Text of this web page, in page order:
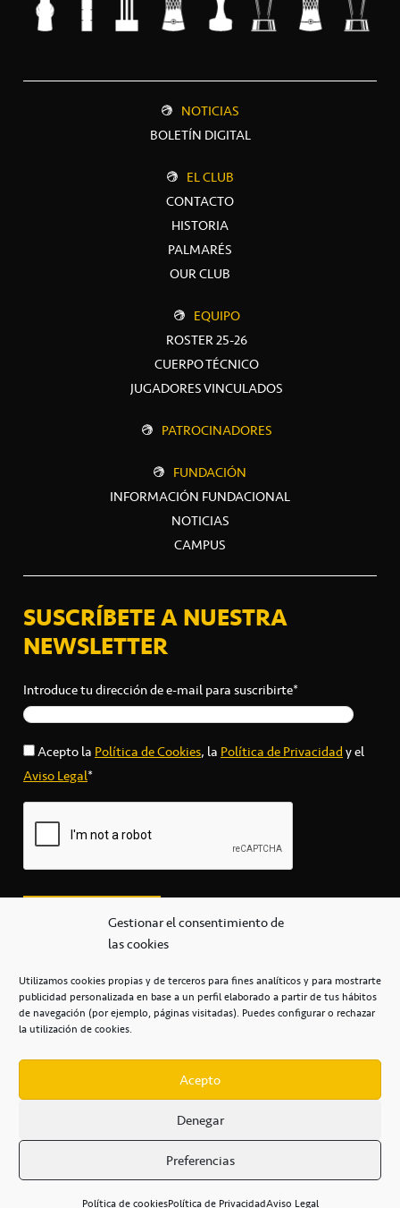
Gestionar el consentimiento de
las cookies
Utilizamos cookies propias y de terceros para fines analíticos y para mostrarte
publicidad personalizada en base a un perfil elaborado a partir de tus hábitos
de navegación (por ejemplo, páginas visitadas). Puedes configurar o rechazar
la utilización de cookies.
Acepto
Denegar
Preferencias
Política de cookiesPolítica de PrivacidadAviso Legal
NOTICIAS
BOLETÍN DIGITAL
EL CLUB
CONTACTO
HISTORIA
PALMARÉS
OUR CLUB
EQUIPO
ROSTER 25-26
CUERPO TÉCNICO
JUGADORES VINCULADOS
PATROCINADORES
FUNDACIÓN
INFORMACIÓN FUNDACIONAL
NOTICIAS
CAMPUS
SUSCRÍBETE A NUESTRA
NEWSLETTER
Introduce tu dirección de e-mail para suscribirte*
Acepto laPolítica de Cookies, laPolítica de Privacidady el
Aviso Legal*
secretaria@cbcanarias.es
+34 922 253 684
Casa del Deporte / 38108 – La Laguna
POLÍTICA DE PRIVACIDAD / POLÍTICA DE COOKIES /
AVISO LEGAL / CONDICIONES